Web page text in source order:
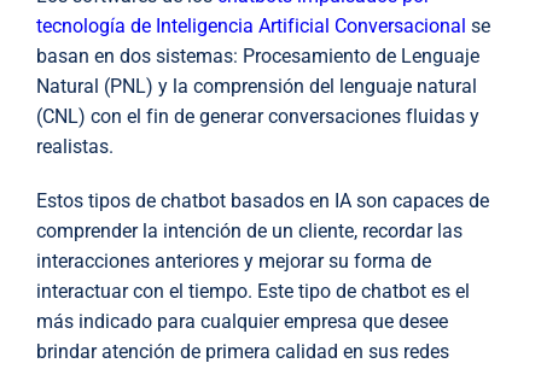
tecnología de Inteligencia Artificial Conversacional se
basan en dos sistemas: Procesamiento de Lenguaje
Natural (PNL) y la comprensión del lenguaje natural
(CNL) con el fin de generar conversaciones fluidas y
realistas.
Estos tipos de chatbot basados en IA son capaces de
comprender la intención de un cliente, recordar las
interacciones anteriores y mejorar su forma de
interactuar con el tiempo. Este tipo de chatbot es el
más indicado para cualquier empresa que desee
brindar atención de primera calidad en sus redes